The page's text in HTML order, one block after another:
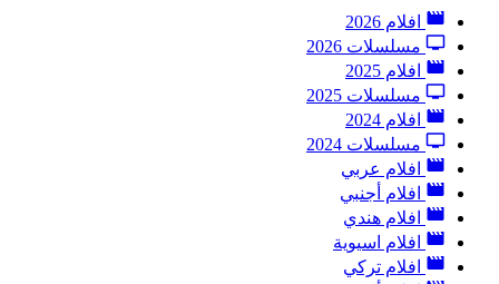
افلام 2026
مسلسلات 2026
افلام 2025
مسلسلات 2025
افلام 2024
مسلسلات 2024
افلام عربي
افلام أجنبي
افلام هندي
افلام اسيوية
افلام تركي